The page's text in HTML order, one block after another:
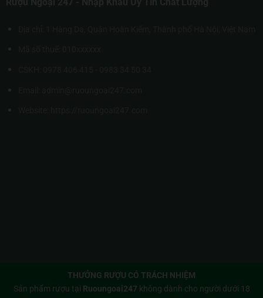
THƯỞNG RƯỢU CÓ TRÁCH NHIỆM
Sản phẩm rượu tại Ruoungoai247 không dành cho người dưới 18